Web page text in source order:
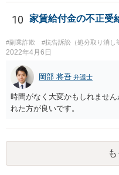
10 家賃給付金の不正受
#副業詐欺 #抗告訴訟（処分取り消し
2022年4月6日
岡部 将吾 弁護士
時間がなく大変かもしれませ
れた方が良いです。